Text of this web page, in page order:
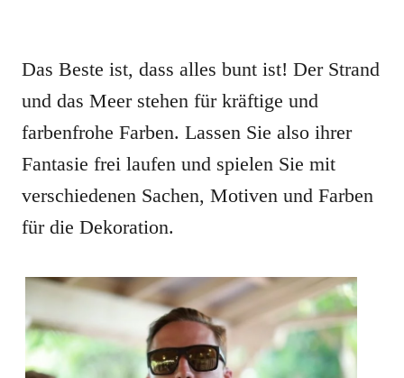
Das Beste ist, dass alles bunt ist! Der Strand
und das Meer stehen für kräftige und
farbenfrohe Farben. Lassen Sie also ihrer
Fantasie frei laufen und spielen Sie mit
verschiedenen Sachen, Motiven und Farben
für die Dekoration.